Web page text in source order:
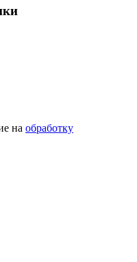
на обработку